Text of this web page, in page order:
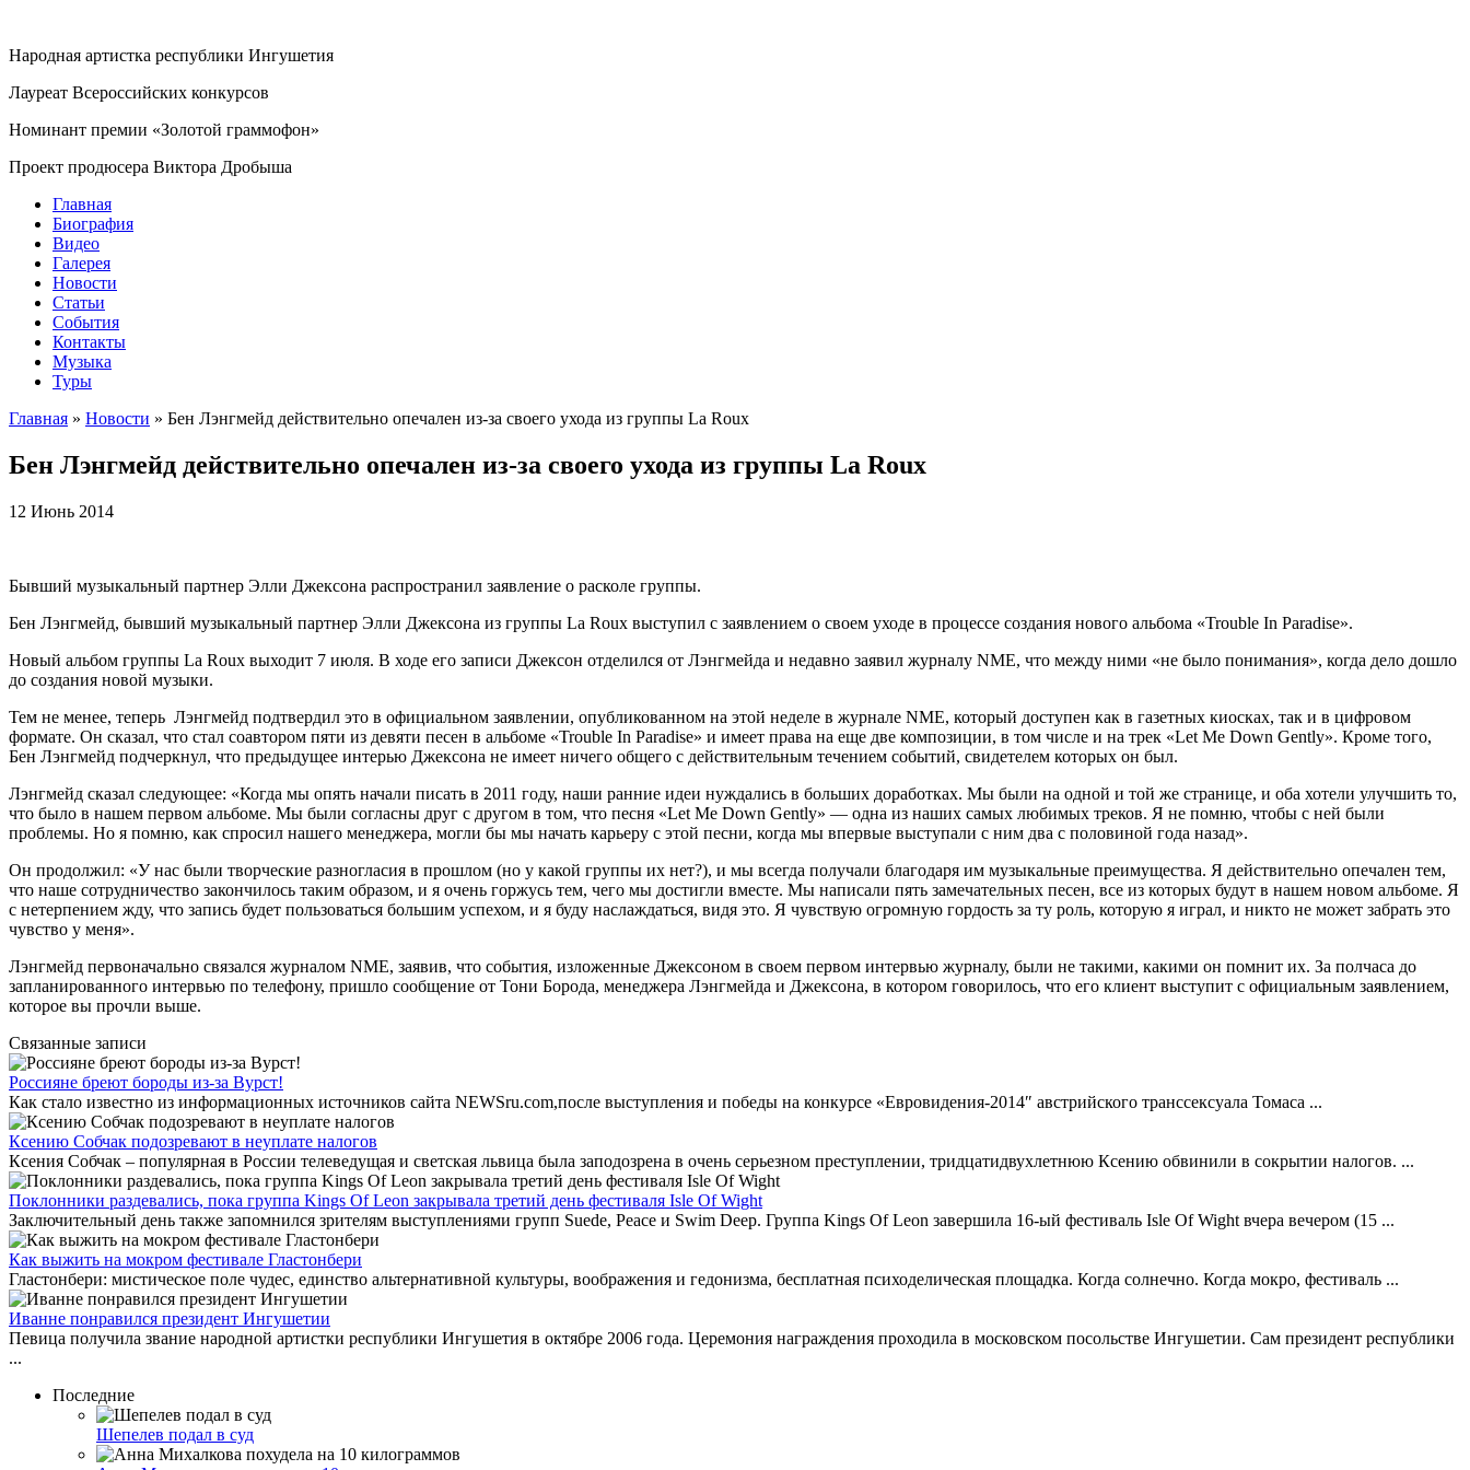
Народная артистка республики Ингушетия
Лауреат Всероссийских конкурсов
Номинант премии «Золотой граммофон»
Проект продюсера Виктора Дробыша
Главная
Биография
Видео
Галерея
Новости
Статьи
События
Контакты
Музыка
Туры
Главная » Новости » Бен Лэнгмейд действительно опечален из-за своего ухода из группы La Roux
Бен Лэнгмейд действительно опечален из-за своего ухода из группы La Roux
12 Июнь 2014
Бывший музыкальный партнер Элли Джексона распространил заявление о расколе группы.
Бен Лэнгмейд, бывший музыкальный партнер Элли Джексона из группы La Roux выступил с заявлением о своем уходе в процессе создания нового альбома «Trouble In Paradise».
Новый альбом группы La Roux выходит 7 июля. В ходе его записи Джексон отделился от Лэнгмейда и недавно заявил журналу NME, что между ними «не было понимания», когда дело дошло
до создания новой музыки.
Тем не менее, теперь Лэнгмейд подтвердил это в официальном заявлении, опубликованном на этой неделе в журнале NME, который доступен как в газетных киосках, так и в цифровом
формате. Он сказал, что стал соавтором пяти из девяти песен в альбоме «Trouble In Paradise» и имеет права на еще две композиции, в том числе и на трек «Let Me Down Gently». Кроме того,
Бен Лэнгмейд подчеркнул, что предыдущее интерью Джексона не имеет ничего общего с действительным течением событий, свидетелем которых он был.
Лэнгмейд сказал следующее: «Когда мы опять начали писать в 2011 году, наши ранние идеи нуждались в больших доработках. Мы были на одной и той же странице, и оба хотели улучшить то,
что было в нашем первом альбоме. Мы были согласны друг с другом в том, что песня «Let Me Down Gently» — одна из наших самых любимых треков. Я не помню, чтобы с ней были
проблемы. Но я помню, как спросил нашего менеджера, могли бы мы начать карьеру с этой песни, когда мы впервые выступали с ним два с половиной года назад».
Он продолжил: «У нас были творческие разногласия в прошлом (но у какой группы их нет?), и мы всегда получали благодаря им музыкальные преимущества. Я действительно опечален тем,
что наше сотрудничество закончилось таким образом, и я очень горжусь тем, чего мы достигли вместе. Мы написали пять замечательных песен, все из которых будут в нашем новом альбоме. Я
с нетерпением жду, что запись будет пользоваться большим успехом, и я буду наслаждаться, видя это. Я чувствую огромную гордость за ту роль, которую я играл, и никто не может забрать это
чувство у меня».
Лэнгмейд первоначально связался журналом NME, заявив, что события, изложенные Джексоном в своем первом интервью журналу, были не такими, какими он помнит их. За полчаса до
запланированного интервью по телефону, пришло сообщение от Тони Борода, менеджера Лэнгмейда и Джексона, в котором говорилось, что его клиент выступит с официальным заявлением,
которое вы прочли выше.
Связанные записи
Россияне бреют бороды из-за Вурст!
Как стало известно из информационных источников сайта NEWSru.com,после выступления и победы на конкурсе «Евровидения-2014″ австрийского транссексуала Томаса ...
Ксению Собчак подозревают в неуплате налогов
Ксения Собчак – популярная в России телеведущая и светская львица была заподозрена в очень серьезном преступлении, тридцатидвухлетнюю Ксению обвинили в сокрытии налогов. ...
Поклонники раздевались, пока группа Kings Of Leon закрывала третий день фестиваля Isle Of Wight
Заключительный день также запомнился зрителям выступлениями групп Suede, Peace и Swim Deep. Группа Kings Of Leon завершила 16-ый фестиваль Isle Of Wight вчера вечером (15 ...
Как выжить на мокром фестивале Гластонбери
Гластонбери: мистическое поле чудес, единство альтернативной культуры, воображения и гедонизма, бесплатная психоделическая площадка. Когда солнечно. Когда мокро, фестиваль ...
Иванне понравился президент Ингушетии
Певица получила звание народной артистки республики Ингушетия в октябре 2006 года. Церемония награждения проходила в московском посольстве Ингушетии. Сам президент республики
...
Последние
Шепелев подал в суд